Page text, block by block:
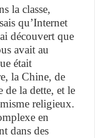
la classe,
qu’Internet
découvert que
avait au
était
la Chine, de
de la dette, et le
religieux.
en
dans des